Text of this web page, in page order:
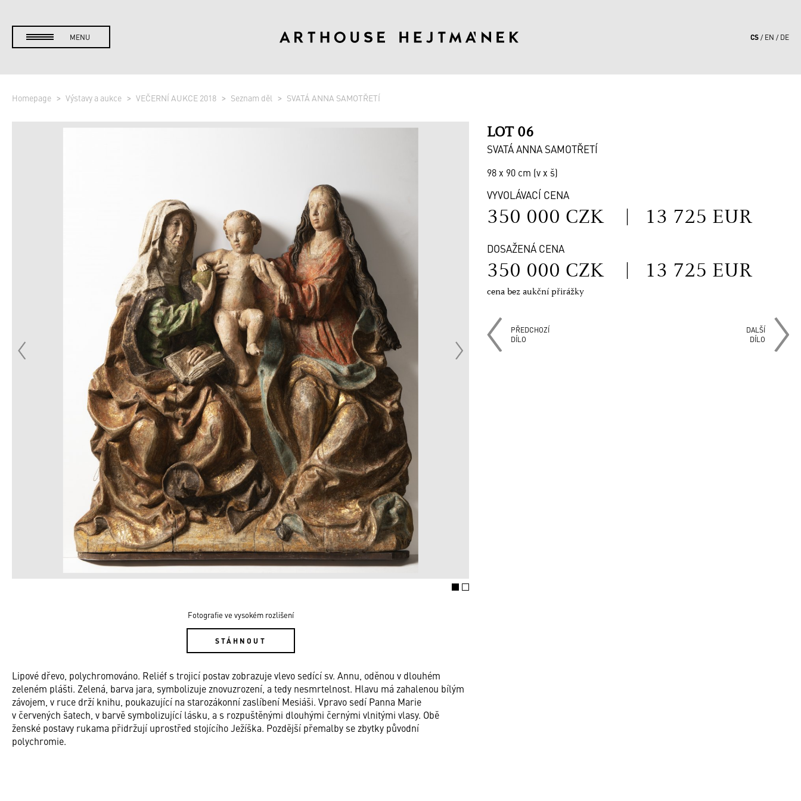
MENU CS EN DE
Homepage Výstavy a aukce VEČERNÍ AUKCE 2018 Seznam děl SVATÁ ANNA SAMOTŘETÍ
Fotografie ve vysokém rozlišení
STÁHNOUT
LOT 06
SVATÁ ANNA SAMOTŘETÍ
98 x 90 cm (v x š)
VYVOLÁVACÍ CENA
350 000 CZK | 13 725 EUR
DOSAŽENÁ CENA
350 000 CZK | 13 725 EUR
cena bez aukční přirážky
PŘEDCHOZÍ
DÍLO
DALŠÍ
DÍLO
Lipové dřevo, polychromováno. Reliéf s trojicí postav zobrazuje vlevo sedící sv. Annu, oděnou v dlouhém
zeleném plášti. Zelená, barva jara, symbolizuje znovuzrození, a tedy nesmrtelnost. Hlavu má zahalenou bílým
závojem, v ruce drží knihu, poukazující na starozákonní zaslíbení Mesiáši. Vpravo sedí Panna Marie
v červených šatech, v barvě symbolizující lásku, a s rozpuštěnými dlouhými černými vlnitými vlasy. Obě
ženské postavy rukama přidržují uprostřed stojícího Ježíška. Pozdější přemalby se zbytky původní
polychromie.